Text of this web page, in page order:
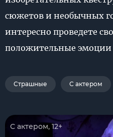
сюжетов и необычных
интересно проведете
положительные эмоции
Страшные С актером
С актером, 12+